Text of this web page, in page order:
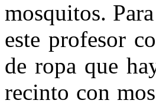
mosquitos.
este profesor
de ropa que
recinto con